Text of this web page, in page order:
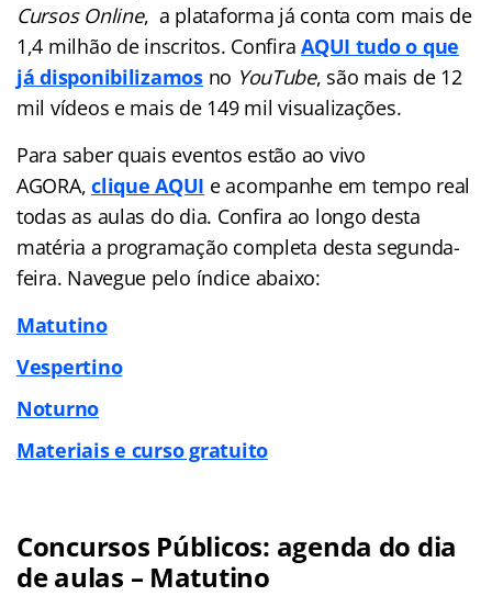
Cursos Online, a plataforma já conta com mais de
1,4 milhão de inscritos. ConfiraAQUI tudo o que
já disponibilizamosno YouTube, são mais de 12
mil vídeos e mais de 149 mil visualizações.
Para saber quais eventos estão ao vivo
AGORA,clique AQUI e acompanhe em tempo real
todas as aulas do dia. Confira ao longo desta
matéria a programação completa desta segunda-
feira. Navegue pelo índice abaixo:
Matutino
Vespertino
Noturno
Materiais e curso gratuito
Concursos Públicos: agenda do dia
de aulas – Matutino